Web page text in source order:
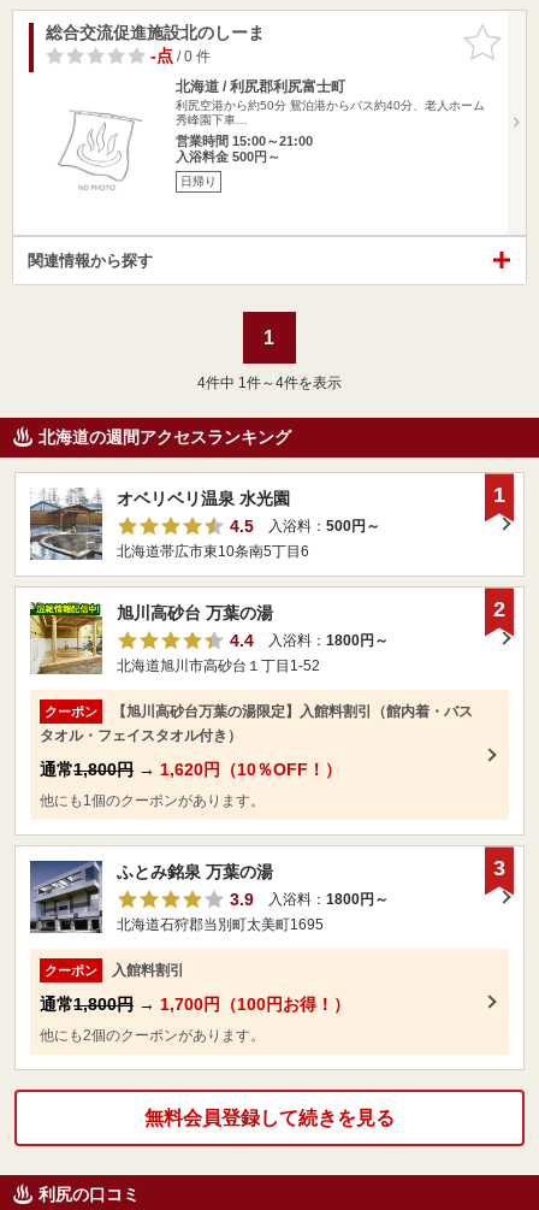
お気に入
りに追加
総合交流促進施設北のしーま
-点/ 0 件
北海道 / 利尻郡利尻富士町
利尻空港から約50分 鴛泊港からバス約40分、老人ホーム
秀峰園下車…
営業時間 15:00～21:00
入浴料金 500円～
日帰り
関連情報から探す
1
4件中 1件～4件を表示
北海道の週間アクセスランキング
オベリベリ温泉 水光園
4.5
入浴料： 500円～
北海道帯広市東10条南5丁目6
1
旭川高砂台 万葉の湯
4.4
入浴料： 1800円～
北海道旭川市高砂台１丁目1-52
クーポン
【旭川高砂台万葉の湯限定】入館料割引（館内着・バス
タオル・フェイスタオル付き）
通常1,800円 → 1,620円（10％OFF！）
他にも1個のクーポンがあります。
2
ふとみ銘泉 万葉の湯
3.9
入浴料： 1800円～
北海道石狩郡当別町太美町1695
クーポン 入館料割引
通常1,800円 → 1,700円（100円お得！）
他にも2個のクーポンがあります。
3
無料会員登録して続きを見る
利尻の口コミ